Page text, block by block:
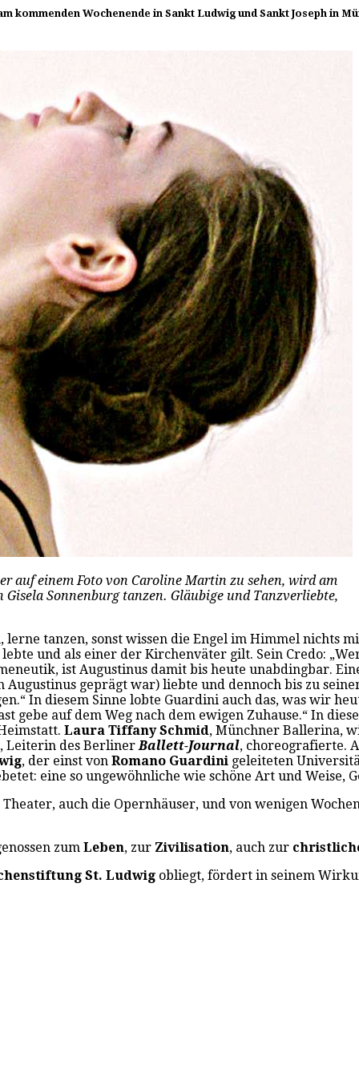
Wochenende in Sankt Ludwig und Sankt Joseph in
auf einem Foto von Caroline Martin zu sehen, wird am
Sonnenburg tanzen. Gläubige und Tanzverliebte,
lerne tanzen, sonst wissen die Engel im Himmel nichts
und als einer der Kirchenväter gilt. Sein Credo:
ist Augustinus damit bis heute unabdingbar.
geprägt war) liebte und dennoch bis zu
In diesem Sinne lobte Guardini auch das, was wir
gebe auf dem Weg nach dem ewigen Zuhause.“ In
Laura Tiffany Schmid, Münchner Ballerina,
, Leiterin des BerlinerBallett-Journal, choreografierte.
, der einst von Romano Guardini geleiteten
eine so ungewöhnliche wie schöne Art und Weise,
auch die Opernhäuser, und von wenigen
zum Leben, zur Zivilisation, auch zur
St. Ludwig obliegt, fördert in seinem